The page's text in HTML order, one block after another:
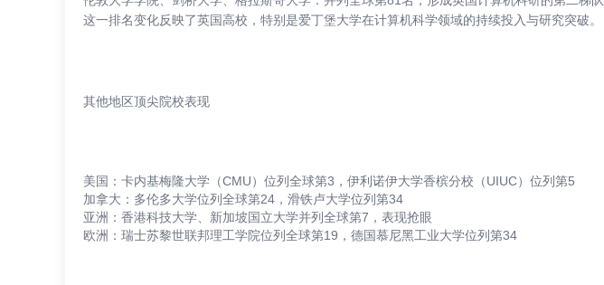
这一排名变化反映了英国高校，特别是爱丁堡大学在计算机科学领域的持续投入与研究突破。
其他地区顶尖院校表现
美国：卡内基梅隆大学（CMU）位列全球第3，伊利诺伊大学香槟分校（UIUC）位列第5
加拿大：多伦多大学位列全球第24，滑铁卢大学位列第34
亚洲：香港科技大学、新加坡国立大学并列全球第7，表现抢眼
欧洲：瑞士苏黎世联邦理工学院位列全球第19，德国慕尼黑工业大学位列第34